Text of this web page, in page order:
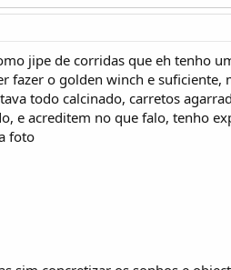
jipe de corridas que eh tenho
fazer o golden winch e
todo calcinado, carretos
e acreditem no que falo, tenho
foto